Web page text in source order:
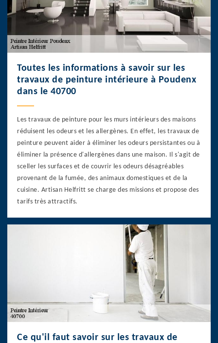
Toutes les informations à savoir sur les
travaux de peinture intérieure à Poudenx
dans le 40700
Les travaux de peinture pour les murs intérieurs des maisons
réduisent les odeurs et les allergènes. En effet, les travaux de
peinture peuvent aider à éliminer les odeurs persistantes ou à
éliminer la présence d'allergènes dans une maison. Il s'agit de
sceller les surfaces et de couvrir les odeurs désagréables
provenant de la fumée, des animaux domestiques et de la
cuisine. Artisan Helfritt se charge des missions et propose des
tarifs très attractifs.
Ce qu'il faut savoir sur les travaux de